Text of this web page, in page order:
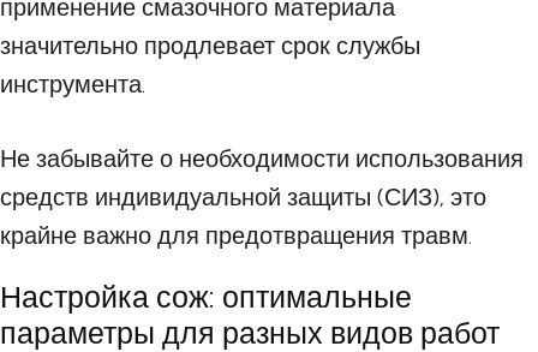
применение смазочного материала
значительно продлевает срок службы
инструмента.
Не забывайте о необходимости использования
средств индивидуальной защиты (СИЗ), это
крайне важно для предотвращения травм.
Настройка сож: оптимальные
параметры для разных видов работ